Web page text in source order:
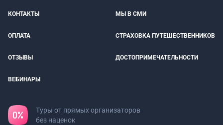
КОНТАКТЫ МЫ В СМИ
ОПЛАТА СТРАХОВКА ПУТЕШЕСТВЕННИКОВ
ОТЗЫВЫ ДОСТОПРИМЕЧАТЕЛЬНОСТИ
ВЕБИНАРЫ
Туры от прямых организаторов
без наценок